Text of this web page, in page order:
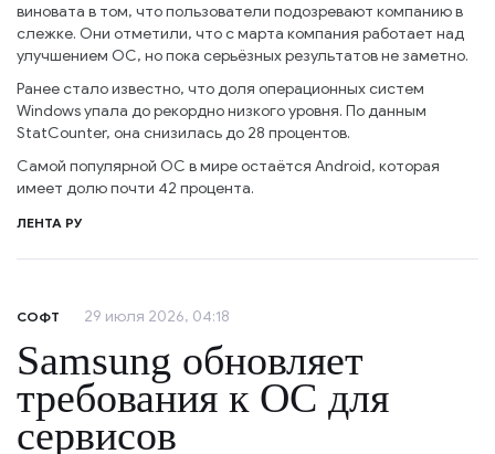
виновата в том, что пользователи подозревают компанию в
слежке. Они отметили, что с марта компания работает над
улучшением ОС, но пока серьёзных результатов не заметно.
Ранее стало известно, что доля операционных систем
Windows упала до рекордно низкого уровня. По данным
StatCounter, она снизилась до 28 процентов.
Самой популярной ОС в мире остаётся Android, которая
имеет долю почти 42 процента.
ЛЕНТА РУ
СОФТ 29 июля 2026, 04:18
Samsung обновляет
требования к ОС для
сервисов